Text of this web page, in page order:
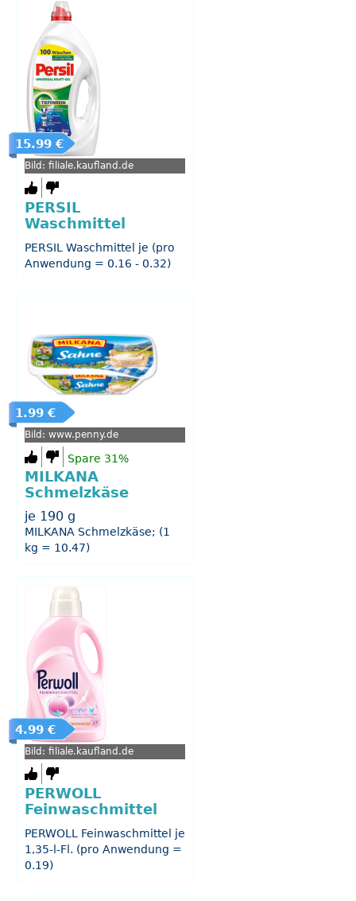
15.99 €
Bild: filiale.kaufland.de
PERSIL
Waschmittel
PERSIL Waschmittel je (pro
Anwendung = 0.16 - 0.32)
1.99 €
Bild: www.penny.de
Spare 31%
MILKANA
Schmelzkäse
je 190 g
MILKANA Schmelzkäse; (1
kg = 10.47)
4.99 €
Bild: filiale.kaufland.de
PERWOLL
Feinwaschmittel
PERWOLL Feinwaschmittel je
1,35-l-Fl. (pro Anwendung =
0.19)